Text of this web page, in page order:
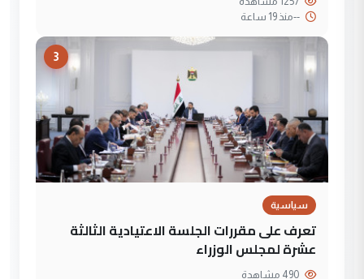
--منذ 19 ساعة
3
سياسية
تعرف على مقررات الجلسة الاعتيادية الثالثة
عشرة لمجلس الوزراء